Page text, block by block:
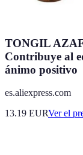
TONGIL
Contribuye al
ánimo positivo
es.aliexpress.com
13.19 EURVer el